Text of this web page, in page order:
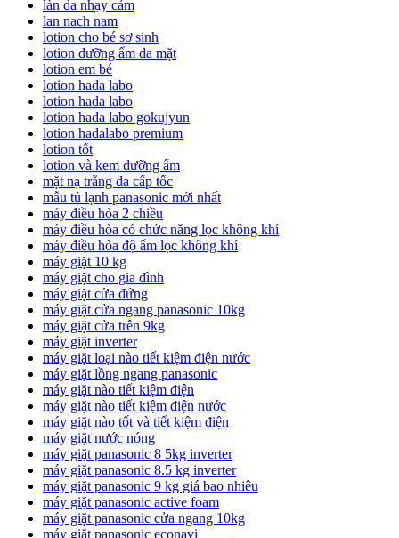
làn da nhạy cảm
lan nach nam
lotion cho bé sơ sinh
lotion dưỡng ẩm da mặt
lotion em bé
lotion hada labo
lotion hada labo
lotion hada labo gokujyun
lotion hadalabo premium
lotion tốt
lotion và kem dưỡng ẩm
mặt nạ trắng da cấp tốc
mẫu tủ lạnh panasonic mới nhất
máy điều hòa 2 chiều
máy điều hòa có chức năng lọc không khí
máy điều hòa độ ẩm lọc không khí
máy giặt 10 kg
máy giặt cho gia đình
máy giặt cửa đứng
máy giặt cửa ngang panasonic 10kg
máy giặt cửa trên 9kg
máy giặt inverter
máy giặt loại nào tiết kiệm điện nước
máy giặt lồng ngang panasonic
máy giặt nào tiết kiệm điện
máy giặt nào tiết kiệm điện nước
máy giặt nào tốt và tiết kiệm điện
máy giặt nước nóng
máy giặt panasonic 8 5kg inverter
máy giặt panasonic 8.5 kg inverter
máy giặt panasonic 9 kg giá bao nhiêu
máy giặt panasonic active foam
máy giặt panasonic cửa ngang 10kg
máy giặt panasonic econavi